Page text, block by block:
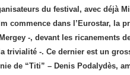
du festival, avec déjà
commence dans l’Eurostar, la
-, devant les ricanements
trivialité -. Ce dernier est un
de “Titi” – Denis Podalydès,